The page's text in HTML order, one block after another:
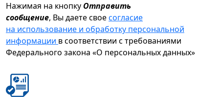
Нажимая на кнопку Отправить
сообщение, Вы даете своесогласие
на использование и обработку персональной
информации в соответствии с требованиями
Федерального закона «О персональных данных»